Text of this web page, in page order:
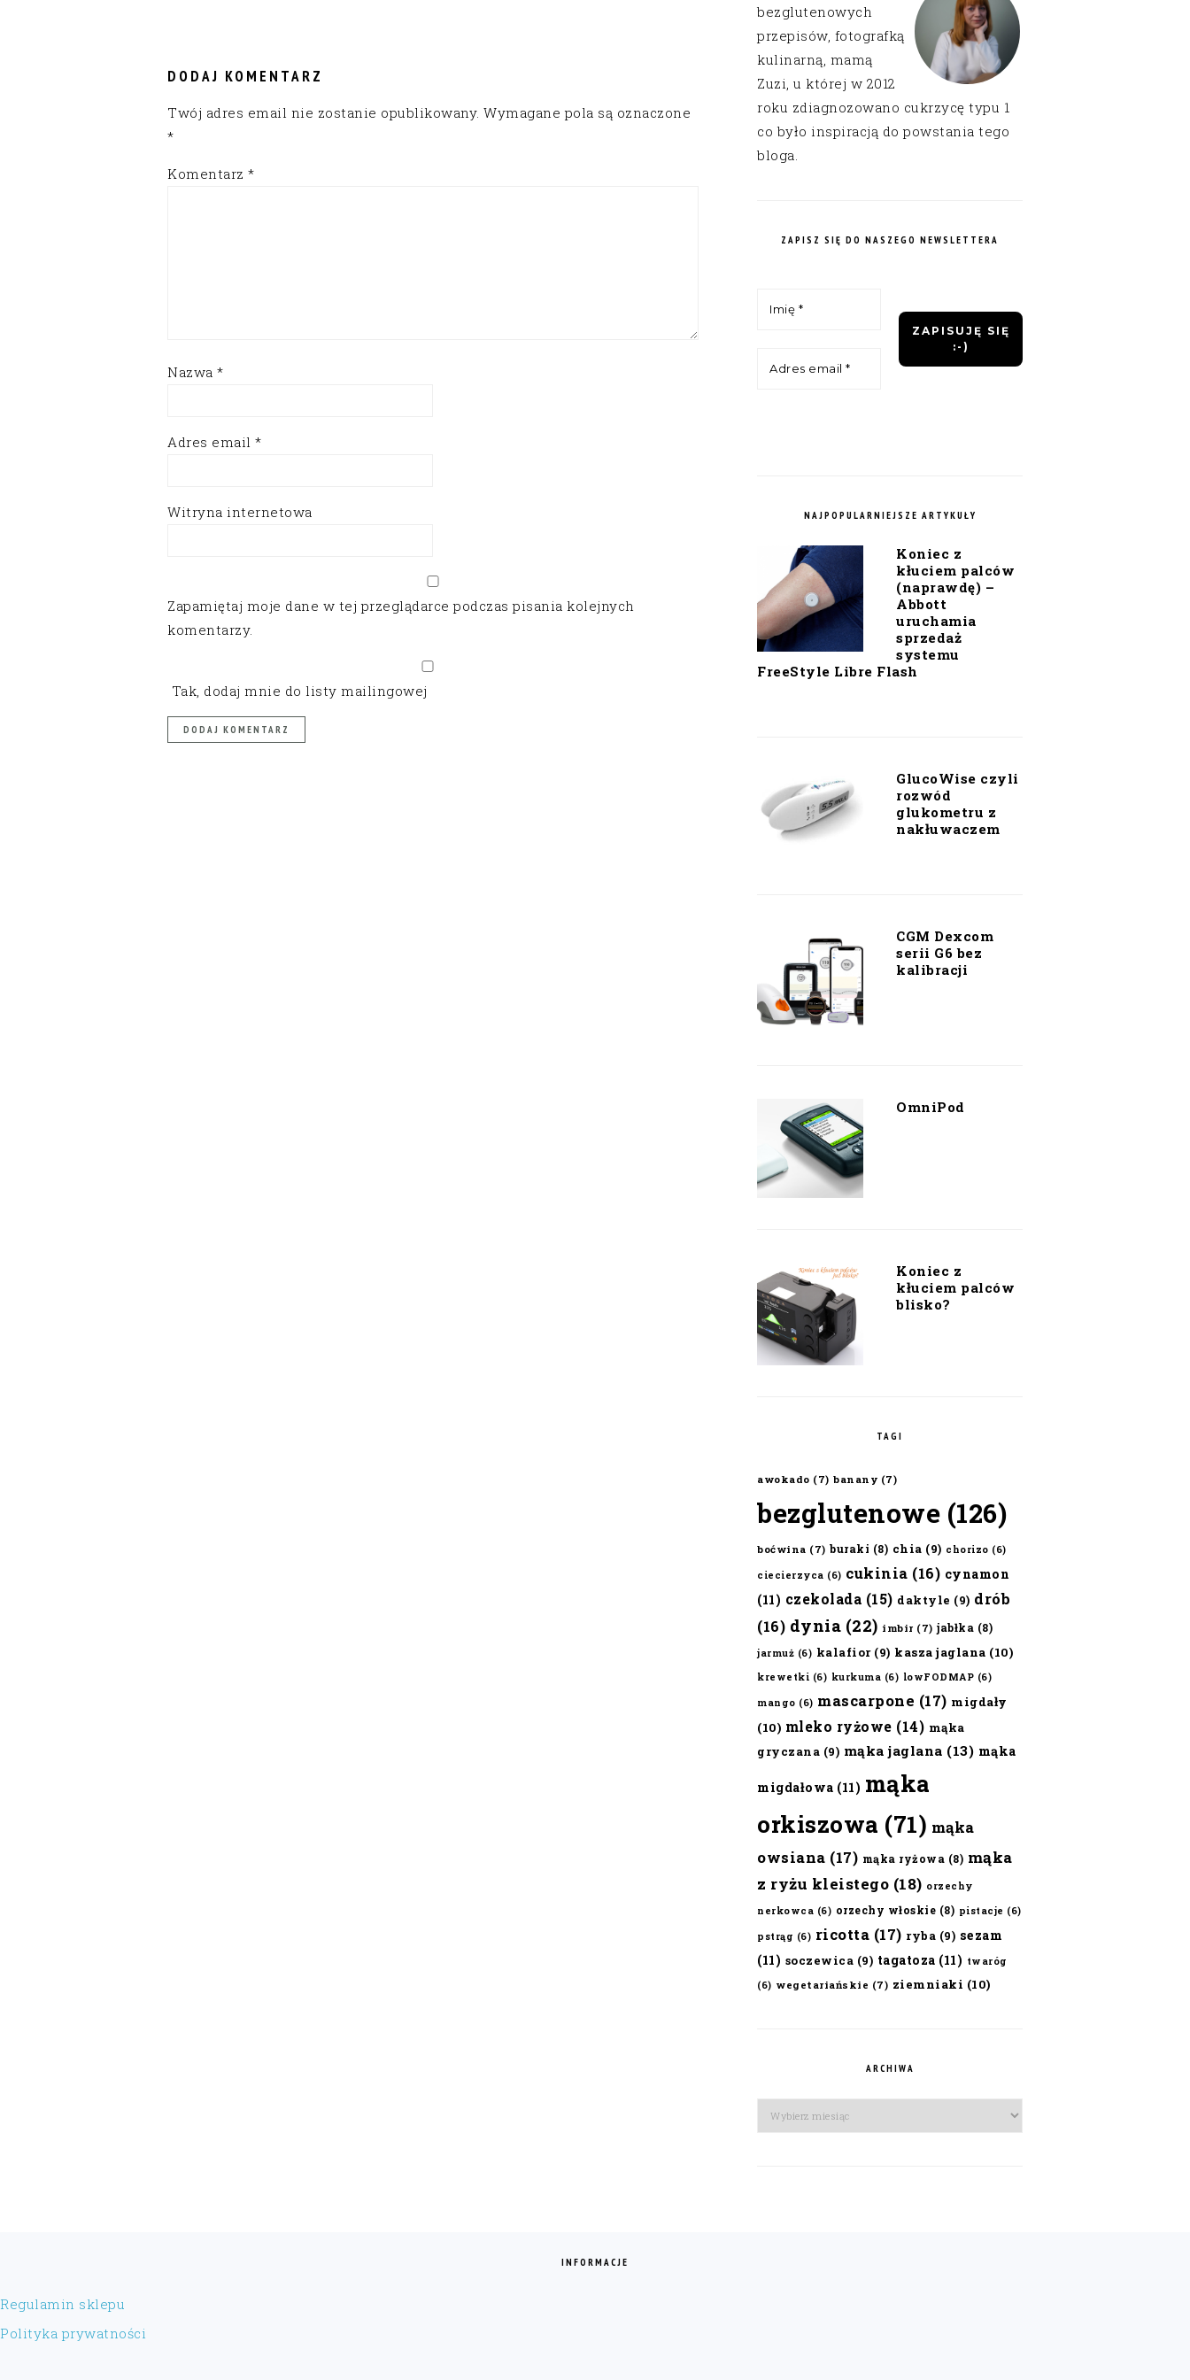
DODAJ KOMENTARZ
Twój adres email nie zostanie opublikowany. Wymagane pola są oznaczone
*
Komentarz *
Nazwa *
Adres email *
Witryna internetowa
Zapamiętaj moje dane w tej przeglądarce podczas pisania kolejnych
komentarzy.
Tak, dodaj mnie do listy mailingowej
bezglutenowych
przepisów, fotografką
kulinarną, mamą
Zuzi, u której w 2012
roku zdiagnozowano cukrzycę typu 1
co było inspiracją do powstania tego
bloga.
ZAPISZ SIĘ DO NASZEGO NEWSLETTERA
NAJPOPULARNIEJSZE ARTYKUŁY
Koniec z
kłuciem palców
(naprawdę) –
Abbott
uruchamia
sprzedaż
systemu
FreeStyle Libre Flash
GlucoWise czyli
rozwód
glukometru z
nakłuwaczem
CGM Dexcom
serii G6 bez
kalibracji
OmniPod
Koniec z
kłuciem palców
blisko?
TAGI
awokado (7) banany (7)
bezglutenowe (126)
boćwina (7) buraki (8) chia (9) chorizo (6)
ciecierzyca (6) cukinia (16) cynamon
(11) czekolada (15) daktyle (9) drób
(16) dynia (22) imbir (7) jabłka (8)
jarmuż (6) kalafior(9) kasza jaglana (10)
krewetki (6) kurkuma (6) lowFODMAP (6)
mango (6) mascarpone (17) migdały
(10) mleko ryżowe (14) mąka
gryczana (9) mąka jaglana (13) mąka
migdałowa (11) mąka
orkiszowa (71) mąka
owsiana (17) mąka ryżowa (8) mąka
z ryżu kleistego (18) orzechy
nerkowca (6) orzechy włoskie (8) pistacje (6)
pstrąg (6) ricotta (17) ryba (9) sezam
(11) soczewica (9) tagatoza (11) twaróg
(6) wegetariańskie (7) ziemniaki (10)
ARCHIWA
Archiwa
INFORMACJE
Regulamin sklepu
Polityka prywatności